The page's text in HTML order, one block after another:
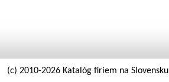
(c) 2010-2026 Katalóg firiem na Slovensku